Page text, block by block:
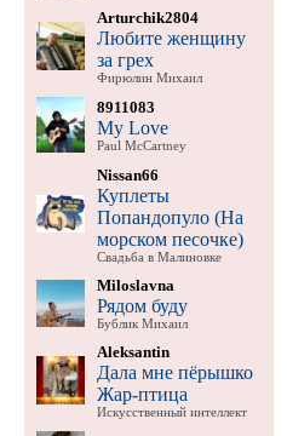
Arturchik2804
Любите женщину
за грех
Фирюлин Михаил
8911083
My Love
Paul McCartney
Nissan66
Куплеты
Попандопуло (На
морском песочке)
Свадьба в Малиновке
Miloslavna
Рядом буду
Бублик Михаил
Aleksantin
Дала мне пёрышко
Жар-птица
Искусственный интеллект